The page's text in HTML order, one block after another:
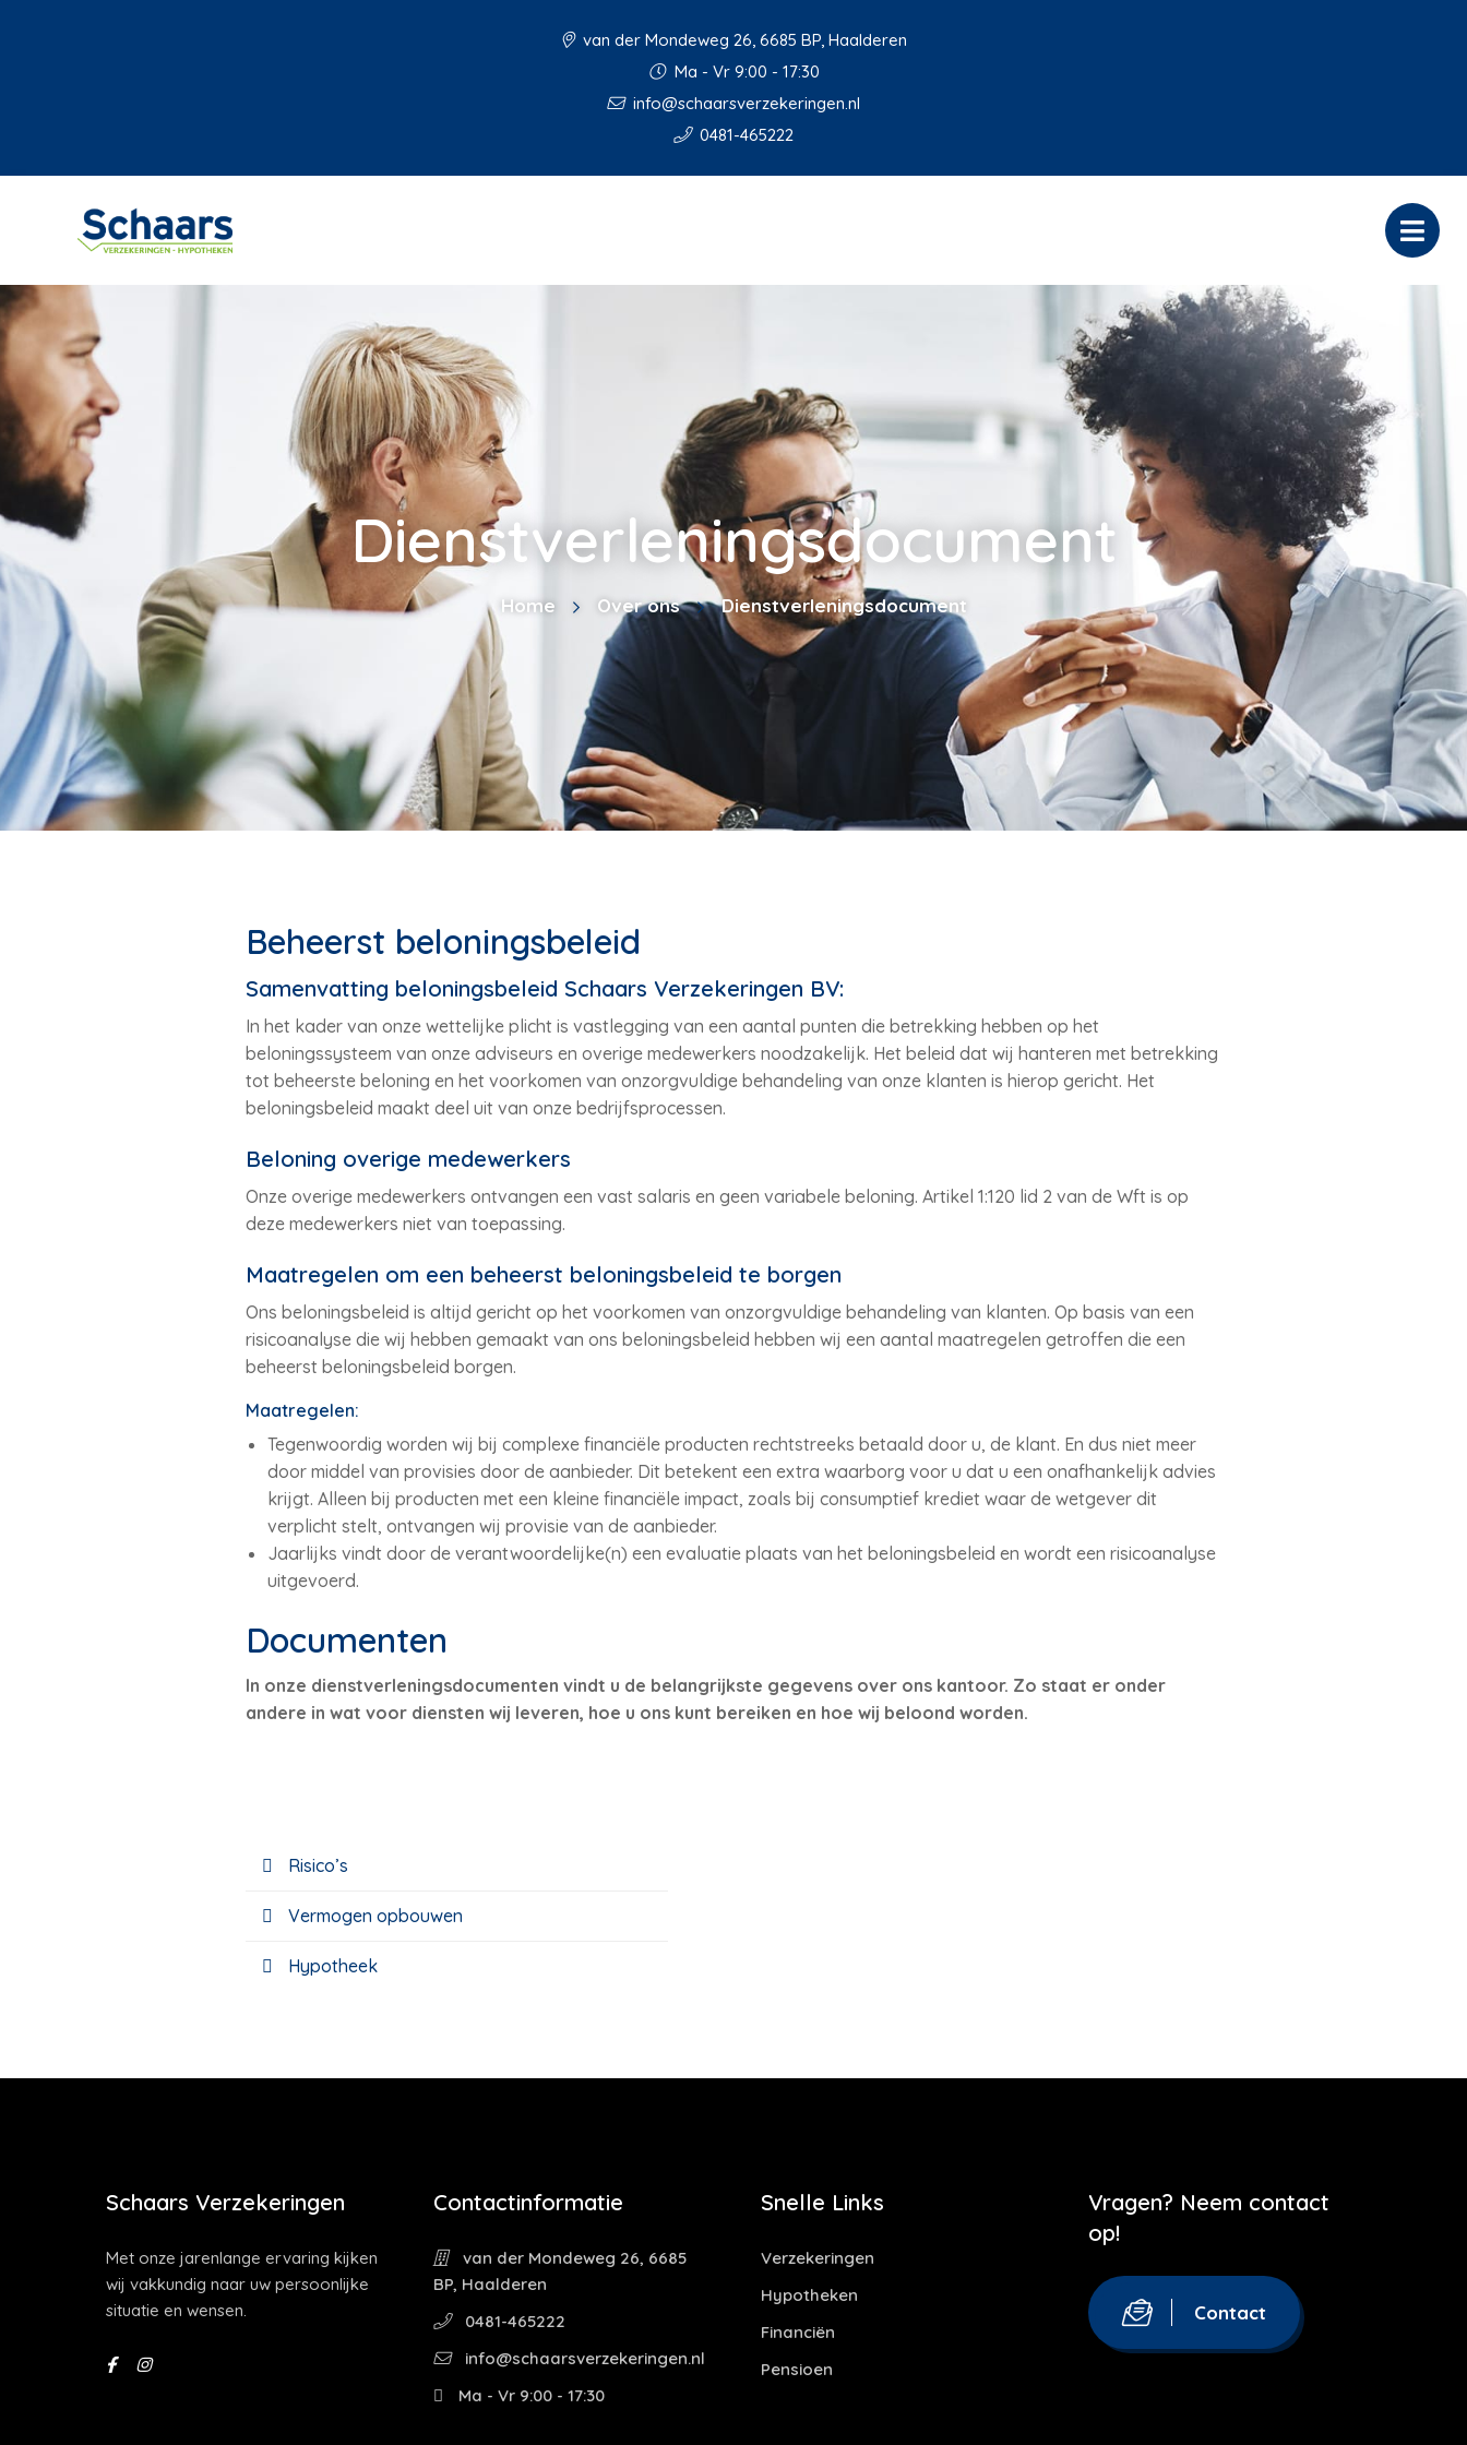
van der Mondeweg 26, 6685 BP, Haalderen
Ma - Vr 9:00 - 17:30
info@schaarsverzekeringen.nl
0481-465222
Dienstverleningsdocument
Home Over ons Dienstverleningsdocument
Beheerst beloningsbeleid
Samenvatting beloningsbeleid Schaars Verzekeringen BV:
In het kader van onze wettelijke plicht is vastlegging van een aantal punten die betrekking hebben op het
beloningssysteem van onze adviseurs en overige medewerkers noodzakelijk. Het beleid dat wij hanteren met betrekking
tot beheerste beloning en het voorkomen van onzorgvuldige behandeling van onze klanten is hierop gericht. Het
beloningsbeleid maakt deel uit van onze bedrijfsprocessen.
Beloning overige medewerkers
Onze overige medewerkers ontvangen een vast salaris en geen variabele beloning. Artikel 1:120 lid 2 van de Wft is op
deze medewerkers niet van toepassing.
Maatregelen om een beheerst beloningsbeleid te borgen
Ons beloningsbeleid is altijd gericht op het voorkomen van onzorgvuldige behandeling van klanten. Op basis van een
risicoanalyse die wij hebben gemaakt van ons beloningsbeleid hebben wij een aantal maatregelen getroffen die een
beheerst beloningsbeleid borgen.
Maatregelen:
Tegenwoordig worden wij bij complexe financiële producten rechtstreeks betaald door u, de klant. En dus niet meer
door middel van provisies door de aanbieder. Dit betekent een extra waarborg voor u dat u een onafhankelijk advies
krijgt. Alleen bij producten met een kleine financiële impact, zoals bij consumptief krediet waar de wetgever dit
verplicht stelt, ontvangen wij provisie van de aanbieder.
Jaarlijks vindt door de verantwoordelijke(n) een evaluatie plaats van het beloningsbeleid en wordt een risicoanalyse
uitgevoerd.
Documenten
In onze dienstverleningsdocumenten vindt u de belangrijkste gegevens over ons kantoor. Zo staat er onder
andere in wat voor diensten wij leveren, hoe u ons kunt bereiken en hoe wij beloond worden.
Risico’s
Vermogen opbouwen
Hypotheek
Schaars Verzekeringen
Met onze jarenlange ervaring kijken
wij vakkundig naar uw persoonlijke
situatie en wensen.
Contactinformatie
van der Mondeweg 26, 6685
BP, Haalderen
0481-465222
info@schaarsverzekeringen.nl
Ma - Vr 9:00 - 17:30
Snelle Links
Verzekeringen
Hypotheken
Financiën
Pensioen
Vragen? Neem contact
op!
Contact